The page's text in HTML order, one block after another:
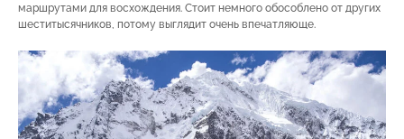
маршрутами для восхождения. Стоит немного обособлено от других
шеститысячников, потому выглядит очень впечатляюще.